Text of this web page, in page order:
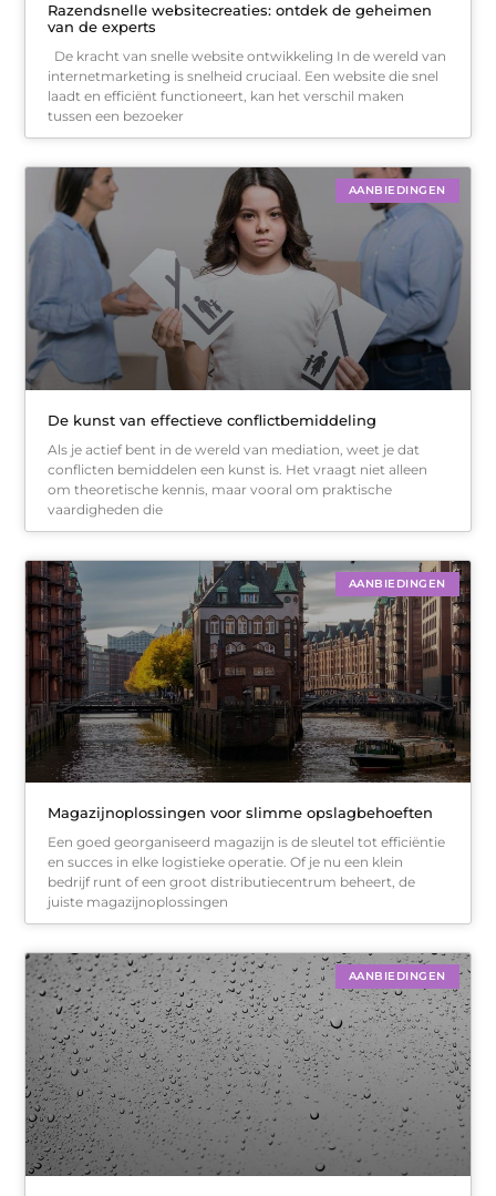
Razendsnelle websitecreaties: ontdek de geheimen
van de experts
De kracht van snelle website ontwikkeling In de wereld van
internetmarketing is snelheid cruciaal. Een website die snel
laadt en efficiënt functioneert, kan het verschil maken
tussen een bezoeker
AANBIEDINGEN
De kunst van effectieve conflictbemiddeling
Als je actief bent in de wereld van mediation, weet je dat
conflicten bemiddelen een kunst is. Het vraagt niet alleen
om theoretische kennis, maar vooral om praktische
vaardigheden die
AANBIEDINGEN
Magazijnoplossingen voor slimme opslagbehoeften
Een goed georganiseerd magazijn is de sleutel tot efficiëntie
en succes in elke logistieke operatie. Of je nu een klein
bedrijf runt of een groot distributiecentrum beheert, de
juiste magazijnoplossingen
AANBIEDINGEN